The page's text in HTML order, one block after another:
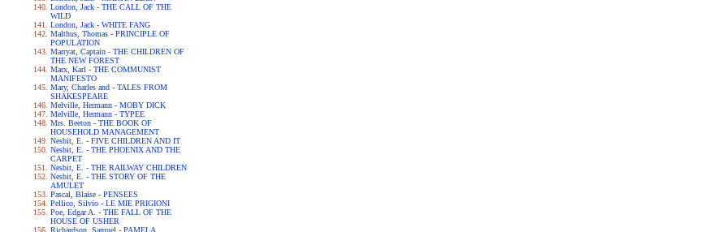
London, Jack - THE CALL OF THE
WILD
London, Jack - WHITE FANG
Malthus, Thomas - PRINCIPLE OF
POPULATION
Marryat, Captain - THE CHILDREN OF
THE NEW FOREST
Marx, Karl - THE COMMUNIST
MANIFESTO
Mary, Charles and - TALES FROM
SHAKESPEARE
Melville, Hermann - MOBY DICK
Melville, Hermann - TYPEE
Mrs. Beeton - THE BOOK OF
HOUSEHOLD MANAGEMENT
Nesbit, E. - FIVE CHILDREN AND IT
Nesbit, E. - THE PHOENIX AND THE
CARPET
Nesbit, E. - THE RAILWAY CHILDREN
Nesbit, E. - THE STORY OF THE
AMULET
Pascal, Blaise - PENSEES
Pellico, Silvio - LE MIE PRIGIONI
Poe, Edgar A. - THE FALL OF THE
HOUSE OF USHER
Richardson, Samuel - PAMELA